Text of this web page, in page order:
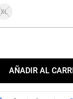
XL
AÑADIR AL